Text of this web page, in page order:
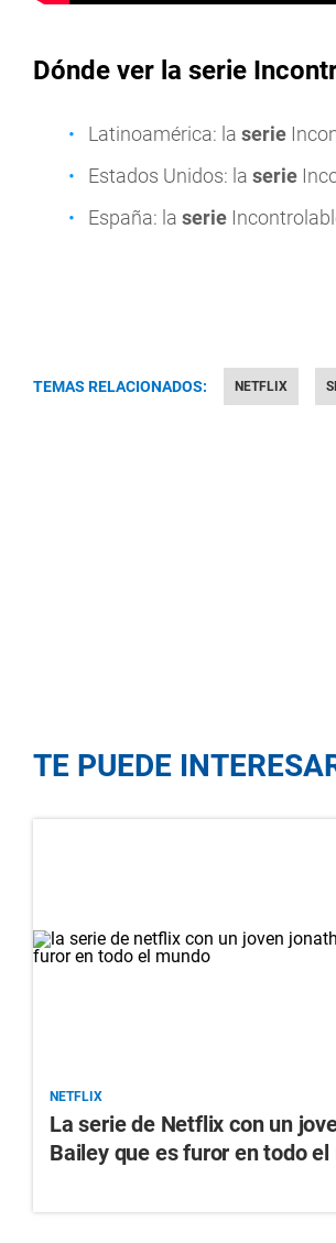
Dónde ver la serie
Latinoamérica: la serie
Estados Unidos: la serie
España: la serie
TEMAS RELACIONADOS: NETFLIX
TE PUEDE
NETFLIX
La serie de Netflix con un
Bailey que es furor en todo el